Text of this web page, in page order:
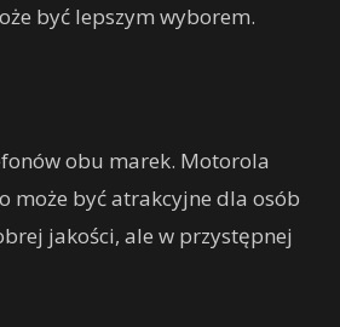
być lepszym wyborem.
obu marek. Motorola
może być atrakcyjne dla osób
jakości, ale w przystępnej